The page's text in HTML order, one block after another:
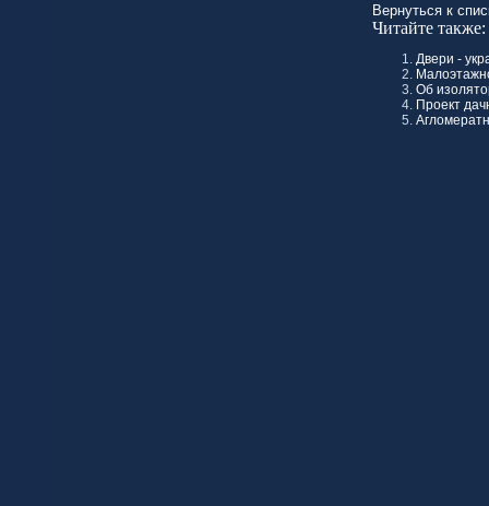
Вернуться к
Читайте также:
Двери -
Об
Проект